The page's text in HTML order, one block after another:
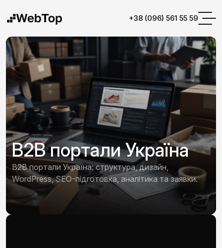
+38 (096) 561 55 59
B2B портали Україна
B2B портали Україна: структура, дизайн,
WordPress, SEO-підготовка, аналітика та заявки.